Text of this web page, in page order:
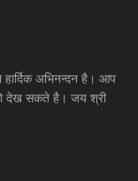
अभिनन्दन है। आप
देख सकते है। जय श्री